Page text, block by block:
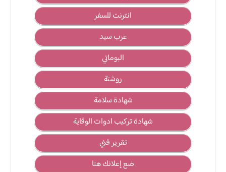
انترنت للسفر
عرب سيد
البوماتي
روشتة
شهادة سلامة
شهادة تركيب ادوات الوقاية
تقرير فني
ضع إعلانك هنا